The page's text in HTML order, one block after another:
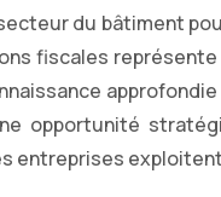
du bâtiment
fiscales
opportunité
entreprises